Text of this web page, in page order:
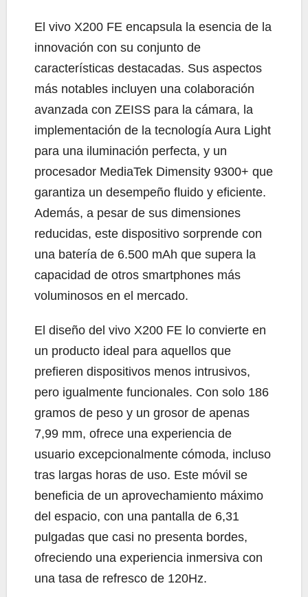
El vivo X200 FE encapsula la esencia de la
innovación con su conjunto de
características destacadas. Sus aspectos
más notables incluyen una colaboración
avanzada con ZEISS para la cámara, la
implementación de la tecnología Aura Light
para una iluminación perfecta, y un
procesador MediaTek Dimensity 9300+ que
garantiza un desempeño fluido y eficiente.
Además, a pesar de sus dimensiones
reducidas, este dispositivo sorprende con
una batería de 6.500 mAh que supera la
capacidad de otros smartphones más
voluminosos en el mercado.
El diseño del vivo X200 FE lo convierte en
un producto ideal para aquellos que
prefieren dispositivos menos intrusivos,
pero igualmente funcionales. Con solo 186
gramos de peso y un grosor de apenas
7,99 mm, ofrece una experiencia de
usuario excepcionalmente cómoda, incluso
tras largas horas de uso. Este móvil se
beneficia de un aprovechamiento máximo
del espacio, con una pantalla de 6,31
pulgadas que casi no presenta bordes,
ofreciendo una experiencia inmersiva con
una tasa de refresco de 120Hz.